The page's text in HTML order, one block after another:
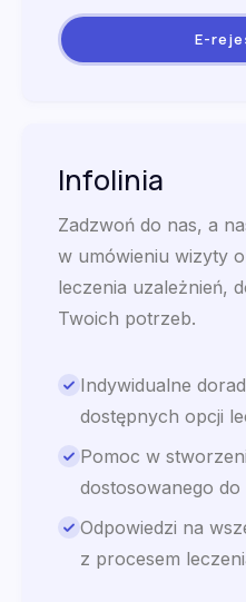
E-
Infolinia
Zadzwoń do nas, a
w umówieniu wizyty
leczenia uzależnień,
Twoich potrzeb.
Indywidualne
dostępnych opcji
Pomoc w
dostosowanego
Odpowiedzi na
z procesem